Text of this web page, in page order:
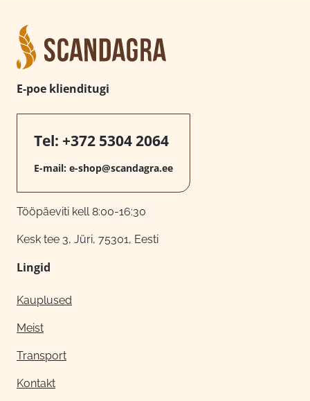
E-poe klienditugi
Tel: +372 5304 2064
E-mail: e-shop@scandagra.ee
Tööpäeviti kell 8:00-16:30
Kesk tee 3, Jüri, 75301, Eesti
Lingid
Kauplused
Meist
Transport
Kontakt